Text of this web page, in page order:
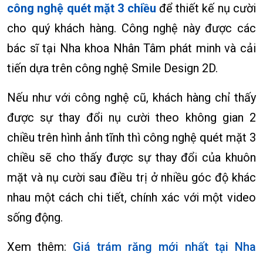
công nghệ quét mặt 3 chiều để thiết kế nụ cười
cho quý khách hàng. Công nghệ này được các
bác sĩ tại Nha khoa Nhân Tâm phát minh và cải
tiến dựa trên công nghệ Smile Design 2D.
Nếu như với công nghệ cũ, khách hàng chỉ thấy
được sự thay đổi nụ cười theo không gian 2
chiều trên hình ảnh tĩnh thì công nghệ quét mặt 3
chiều sẽ cho thấy được sự thay đổi của khuôn
mặt và nụ cười sau điều trị ở nhiều góc độ khác
nhau một cách chi tiết, chính xác với một video
sống động.
Xem thêm: Giá trám răng mới nhất tại Nha